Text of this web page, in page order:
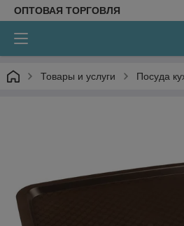
ОПТОВАЯ ТОРГОВЛЯ
Товары и услуги Посуда